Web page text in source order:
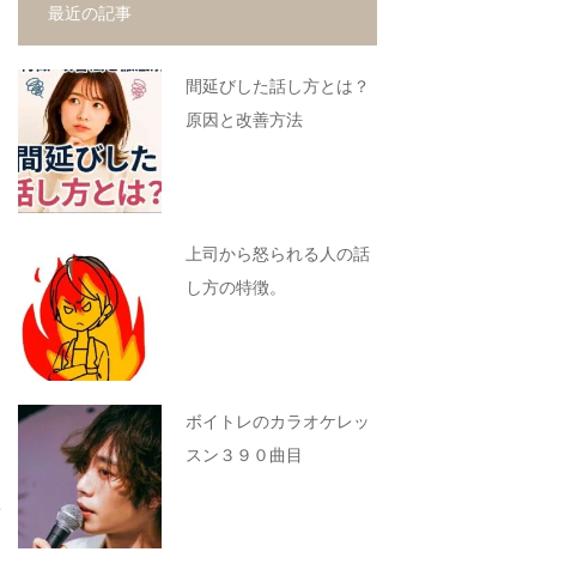
最近の記事
間延びした話し方とは？
原因と改善方法
上司から怒られる人の話
し方の特徴。
ボイトレのカラオケレッ
スン３９０曲目